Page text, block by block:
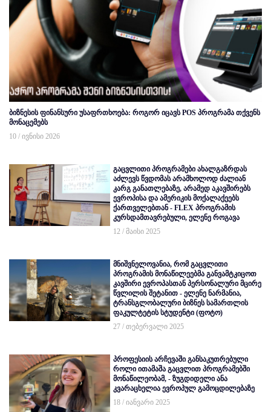
ბიზნესის ფინანსური უსაფრთხოება: როგორ იცავს POS პროგრამა თქვენს
მონაცემებს
10 / ივნისი 2026
გაცვლითი პროგრამები ახალგაზრდას
აძლევს წვდომას არამხოლოდ ძალიან
კარგ განათლებაზე, არამედ აკავშირებს
ევროპისა და ამერიკის მოქალაქეებს
ქართველებთან - FLEX პროგრამის
კურსდამთავრებული, ელენე როგავა
12 / მაისი 2025
მნიშვნელოვანია, რომ გაცვლითი
პროგრამის მონაწილეებმა განვამტკიცოთ
კავშირი ევროპასთან პერსონალური მცირე
წვლილის შეტანით - ელენე ნარმანია,
ტრანსგლობალური ბიზნეს სამართლის
ფაკულტეტის სტუდენტი (ფოტო)
27 / თებერვალი 2025
პროფესიის არჩევაში განსაკუთრებული
როლი ითამაშა გაცვლით პროგრამებში
მონაწილეობამ, - ზუგდიდელი ანა
კვარაცხელია ევროპულ გამოცდილებაზე
18 / იანვარი 2025